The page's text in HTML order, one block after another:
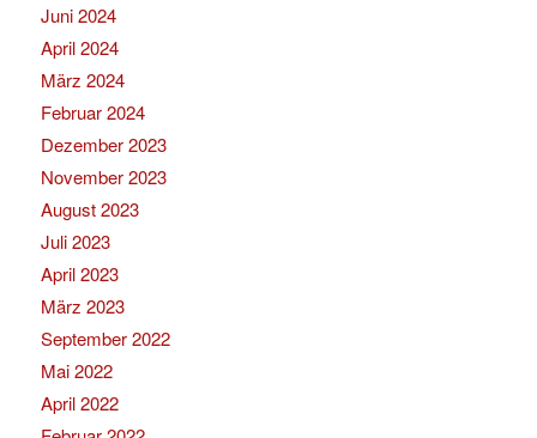
Juni 2024
April 2024
März 2024
Februar 2024
Dezember 2023
November 2023
August 2023
Juli 2023
April 2023
März 2023
September 2022
Mai 2022
April 2022